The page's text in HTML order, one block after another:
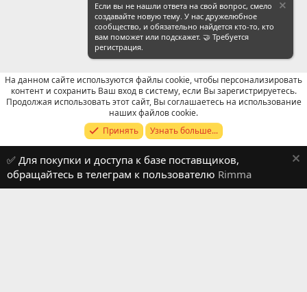
Russian (RU)
Обратная связь
Условия и правила
Политика конфиденциальности
Помощь
R
Если вы не нашли ответа на свой вопрос, смело
создавайте новую тему. У нас дружелюбное
сообщество, и обязательно найдется кто-то, кто
вам поможет или подскажет. 🤝 Требуется
регистрация.
На данном сайте используются файлы cookie, чтобы персонализировать
контент и сохранить Ваш вход в систему, если Вы зарегистрируетесь.
Продолжая использовать этот сайт, Вы соглашаетесь на использование
наших файлов cookie.
Принять
Узнать больше...
✅ Для покупки и доступа к базе поставщиков,
обращайтесь в телеграм к пользователю Rimma